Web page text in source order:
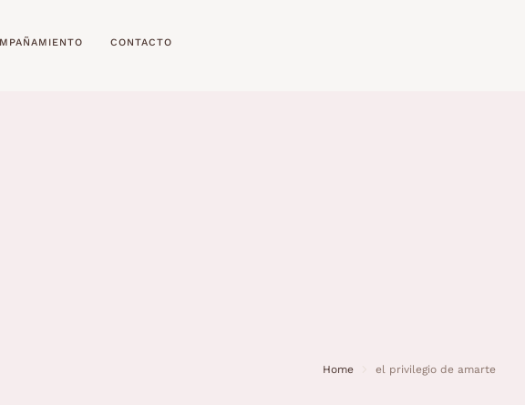
CONTACTO
Home el privilegio de amarte